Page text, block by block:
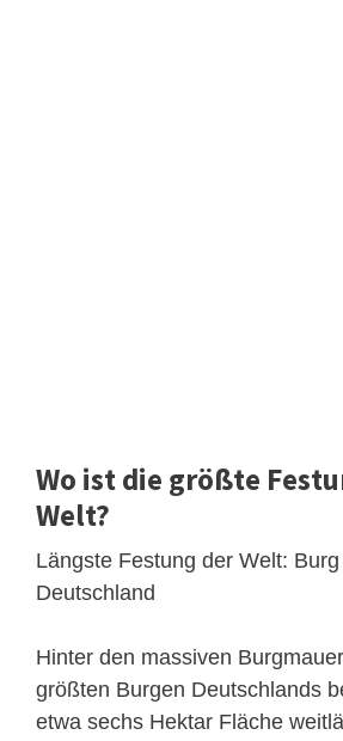
Wo ist die größte
Welt?
Längste Festung der Welt:
Deutschland
Hinter den massiven
größten Burgen Deutschlands
etwa sechs Hektar Fläche